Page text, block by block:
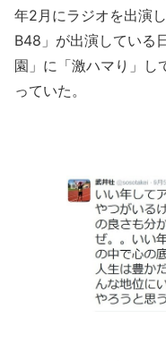
年2月にラジオを出演
B48」が出演している
園」に「激ハマり」し
っていた。